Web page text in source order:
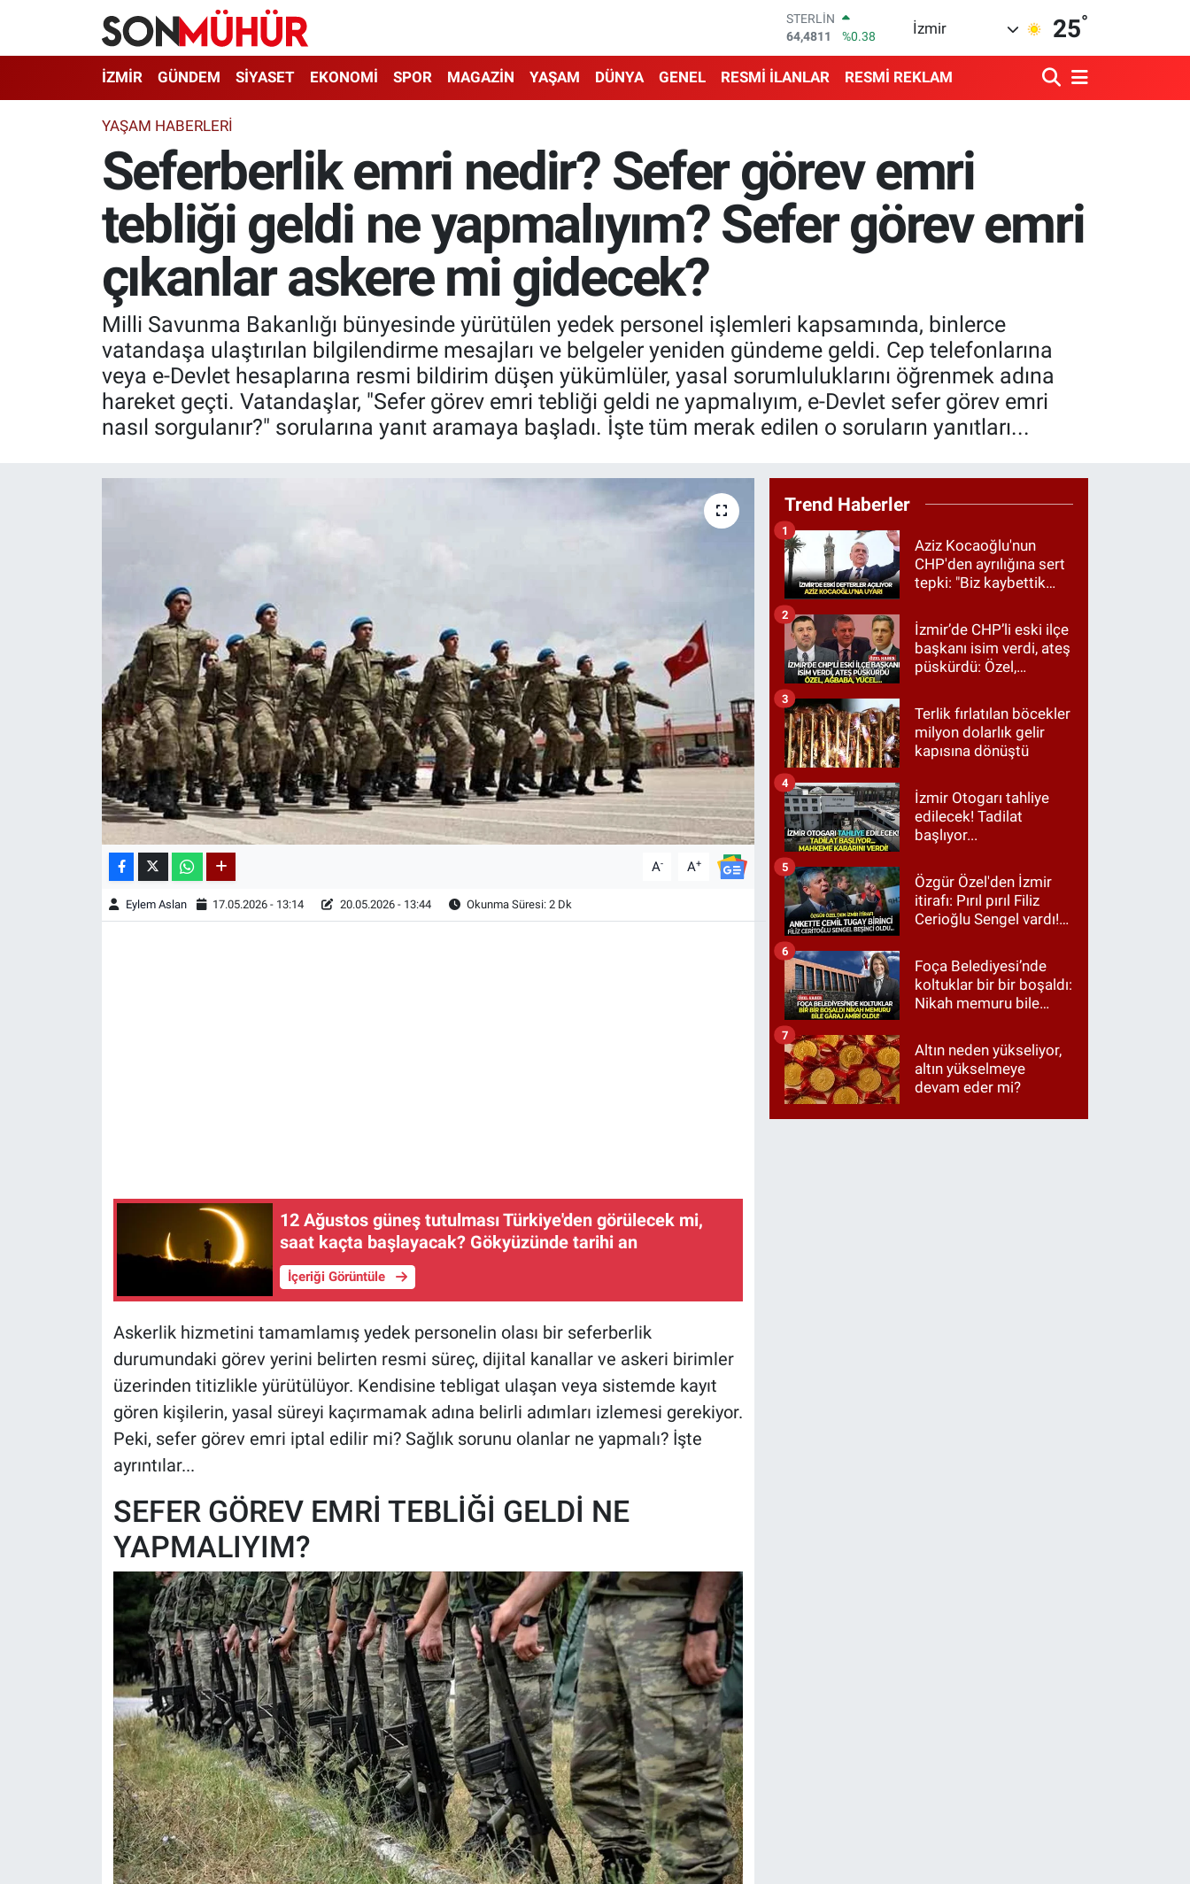
STERLİN
64,4811
%0.38
GRAM ALTIN
6660.55
%0.03
DOLAR
47,7436
%0.18
55,2510
%0.32
İzmir 25°
İZMİR GÜNDEM SİYASET EKONOMİ SPOR MAGAZİN YAŞAM DÜNYA GENEL RESMİ İLANLAR RESMİ REKLAM
YAŞAM HABERLERI
Seferberlik emri nedir? Sefer görev emri
tebliği geldi ne yapmalıyım? Sefer görev emri
çıkanlar askere mi gidecek?
Milli Savunma Bakanlığı bünyesinde yürütülen yedek personel işlemleri kapsamında, binlerce
vatandaşa ulaştırılan bilgilendirme mesajları ve belgeler yeniden gündeme geldi. Cep telefonlarına
veya e-Devlet hesaplarına resmi bildirim düşen yükümlüler, yasal sorumluluklarını öğrenmek adına
hareket geçti. Vatandaşlar, "Sefer görev emri tebliği geldi ne yapmalıyım, e-Devlet sefer görev emri
nasıl sorgulanır?" sorularına yanıt aramaya başladı. İşte tüm merak edilen o soruların yanıtları...
A- A+
Eylem Aslan 17.05.2026 - 13:14 20.05.2026 - 13:44 Okunma Süresi: 2 Dk
12 Ağustos güneş tutulması Türkiye'den görülecek mi,
saat kaçta başlayacak? Gökyüzünde tarihi an
İçeriği Görüntüle
Askerlik hizmetini tamamlamış yedek personelin olası bir seferberlik
durumundaki görev yerini belirten resmi süreç, dijital kanallar ve askeri birimler
üzerinden titizlikle yürütülüyor. Kendisine tebligat ulaşan veya sistemde kayıt
gören kişilerin, yasal süreyi kaçırmamak adına belirli adımları izlemesi gerekiyor.
Peki, sefer görev emri iptal edilir mi? Sağlık sorunu olanlar ne yapmalı? İşte
ayrıntılar...
SEFER GÖREV EMRİ TEBLİĞİ GELDİ NE
YAPMALIYIM?
Trend Haberler
Aziz Kocaoğlu'nun
CHP'den ayrılığına sert
tepki: "Biz kaybettik
etmedik"
1
İzmir’de CHP’li eski ilçe
başkanı isim verdi, ateş
püskürdü: Özel,
2
Terlik fırlatılan böcekler
milyon dolarlık gelir
kapısına dönüştü
3
İzmir Otogarı tahliye
edilecek! Tadilat
başlıyor...
4
Özgür Özel'den İzmir
itirafı: Pırıl pırıl Filiz
Cerioğlu Sengel vardı!
Tugay birinci çıktı
5
Foça Belediyesi’nde
koltuklar bir bir boşaldı:
Nikah memuru bile
6
Altın neden yükseliyor,
altın yükselmeye
devam eder mi?
7
İzmir Nöbetçi Eczaneler
İzmir Namaz Vakitleri
İzmir Trafik Yoğunluk Haritası
Süper Lig Puan Durumu ve Fikstür
Tüm Manşetler
Son Dakika Haberleri
Haber Arşivi